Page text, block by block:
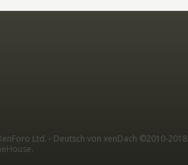
Ltd. - Deutsch von xenDach ©2010-2018
.